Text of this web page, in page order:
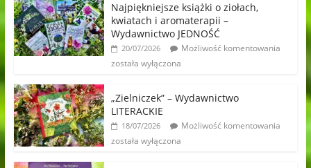
Najpiękniejsze książki o ziołach,
kwiatach i aromaterapii –
Wydawnictwo JEDNOŚĆ
20/07/2026
Możliwość komentowania
została wyłączona
„Zielniczek” – Wydawnictwo
LITERACKIE
18/07/2026
Możliwość komentowania
została wyłączona